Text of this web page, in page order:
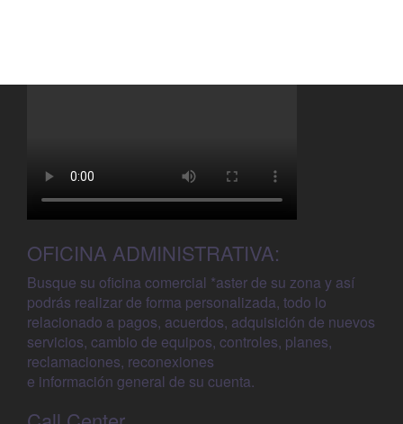
OFICINA ADMINISTRATIVA:
Busque su oficina comercial *aster de su zona y así
podrás realizar de forma personalizada, todo lo
relacionado a pagos, acuerdos, adquisición de nuevos
servicios, cambio de equipos, controles, planes,
reclamaciones, reconexiones
e información general de su cuenta.